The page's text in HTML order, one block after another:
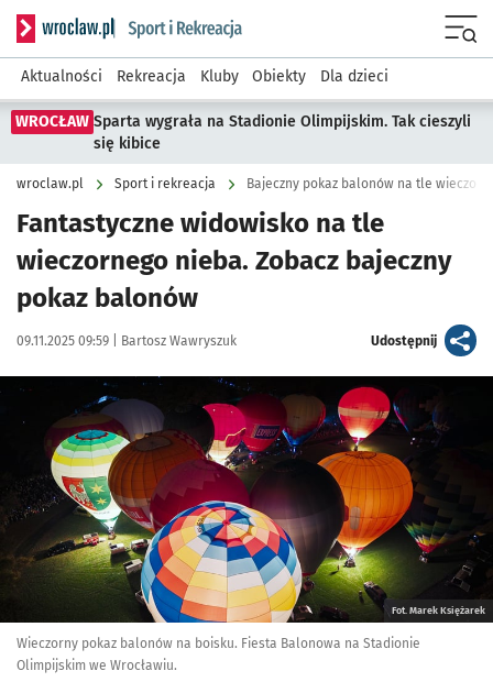
Serwis informacyjny wroclaw.pl podserwis: Sport i rekreacja
Aktualności Rekreacja Kluby Obiekty Dla dzieci
WROCŁAW Sparta wygrała na Stadionie Olimpijskim. Tak cieszyli
się kibice
wroclaw.pl Sport i rekreacja Bajeczny pokaz balonów na tle
Fantastyczne widowisko na tle
wieczornego nieba. Zobacz bajeczny
pokaz balonów
Data publikacji:
09.11.2025 09:59 | Autor:
Bartosz Wawryszuk Udostępnijartykuł
Fot. Marek Księżarek
Wieczorny pokaz balonów na boisku. Fiesta Balonowa na Stadionie
Olimpijskim we Wrocławiu.